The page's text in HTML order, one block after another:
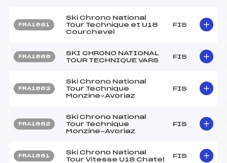
FRA1681
Ski Chrono National
Tour Technique et U18
Courchevel
FIS
FRA1666
SKI CHRONO NATIONAL
TOUR TECHNIQUE VARS
FIS
FRA1663
Ski Chrono National
Tour Technique
Monzine-Avoriaz
FIS
FRA1662
Ski Chrono National
Tour Technique
Monzine-Avoriaz
FIS
FRA1661
Ski Chrono National
Tour Vitesse U18 Chatel
FIS